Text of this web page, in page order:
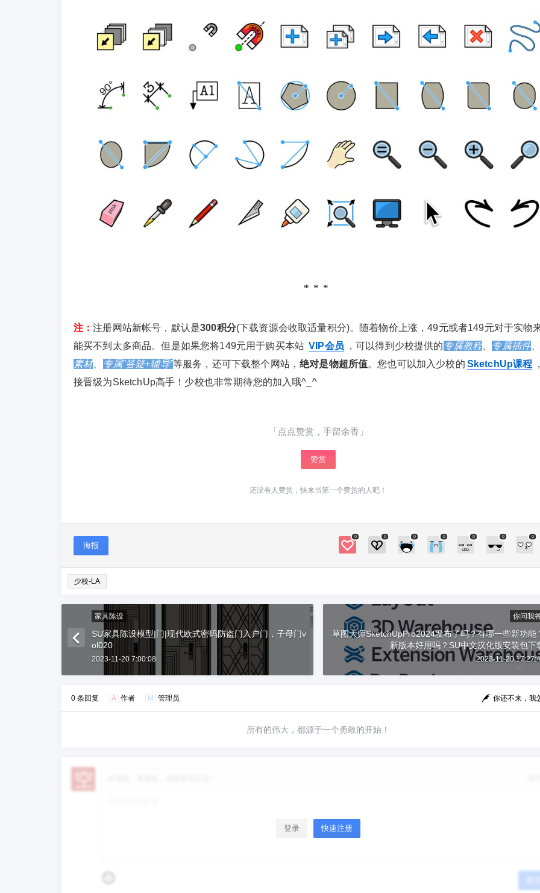
注：注册网站新帐号，默认是300积分(下载资源会收取适量积分)。随着物价上涨，49元或者149元对于实物
能买不到太多商品。但是如果您将149元用于购买本站 VIP会员 ，可以得到少校提供的 专属教程 专属插件
素材
专属”答疑+辅导”等服务，还可下载整个网站，绝对是物超所值。您也可以加入少校的 SketchUp课程
接晋级为SketchUp高手！少校也非常期待您的加入哦^_^
「点点赞赏，手留余香」
赞赏
还没有人赞赏，快来当第一个赞赏的人吧！
海报
0 0 0 0 0 0 0
少校-LA
家具陈设
SU家具陈设模型|门|现代欧式密码防盗门入户门，子母门v
ol020
2023-11-20 7:00:08
你问我
草图大师SketchUpPro2024发布了吗？有哪一些新功能
新版本好用吗？SU中文汉化版安装包下
2023-11-20
0 条回复 A 作者 M 管理员 你还不来，我
所有的伟大，都源于一个勇敢的开始！
登录 快速注册